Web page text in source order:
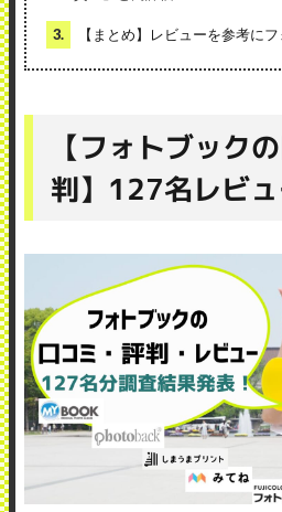
3. 【まとめ】レビューを参考に
【フォトブックの口コミ・評
判】127名レビュ